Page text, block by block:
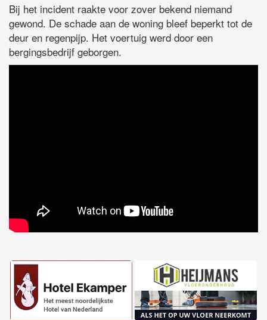
Bij het incident raakte voor zover bekend niemand
gewond. De schade aan de woning bleef beperkt tot de
deur en regenpijp. Het voertuig werd door een
bergingsbedrijf geborgen.